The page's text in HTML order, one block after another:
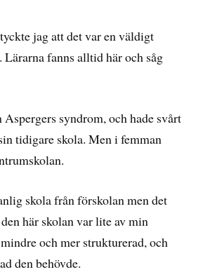
jag att det var en väldigt
Lärarna fanns alltid här och såg
syndrom, och hade svårt
tidigare skola. Men i femman
skola från förskolan men det
här skolan var lite av min
och mer strukturerad, och
den behövde.